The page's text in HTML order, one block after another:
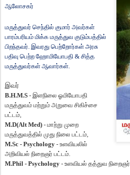
ஆலோசகர்
மருத்துவர் செந்தில் குமார் அவர்கள்
பாரம்பரியம் மிக்க மருத்துவ குடும்பத்தில்
பிறந்தவர். இவரது பெற்றோர்கள் அரசு
பதிவு பெற்ற ஹோமியோபதி & சித்த
மருத்துவர்கள் ஆவார்கள்.
இவர்
B.H.M.S - இளநிலை ஓமியோபதி
மருத்துவம் மற்றும் அறுவை சிகிச்சை
பட்டம்,
M.D(Alt Med) - மாற்று முறை
மருத்துவத்தில் முது நிலை பட்டம்,
M.Sc - Psychology - உளவியலில்
அறிவியல் நிறைஞர் பட்டம்.
M.Phil - Psychology - உளவியல் தத்துவ நிறைஞர்